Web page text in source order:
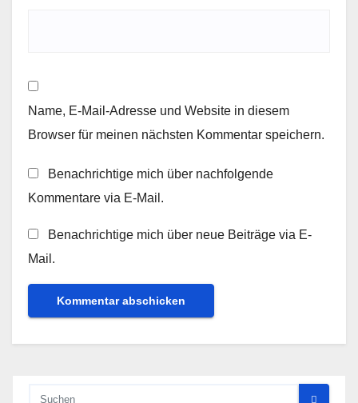
Name, E-Mail-Adresse und Website in diesem
Browser für meinen nächsten Kommentar speichern.
Benachrichtige mich über nachfolgende
Kommentare via E-Mail.
Benachrichtige mich über neue Beiträge via E-
Mail.